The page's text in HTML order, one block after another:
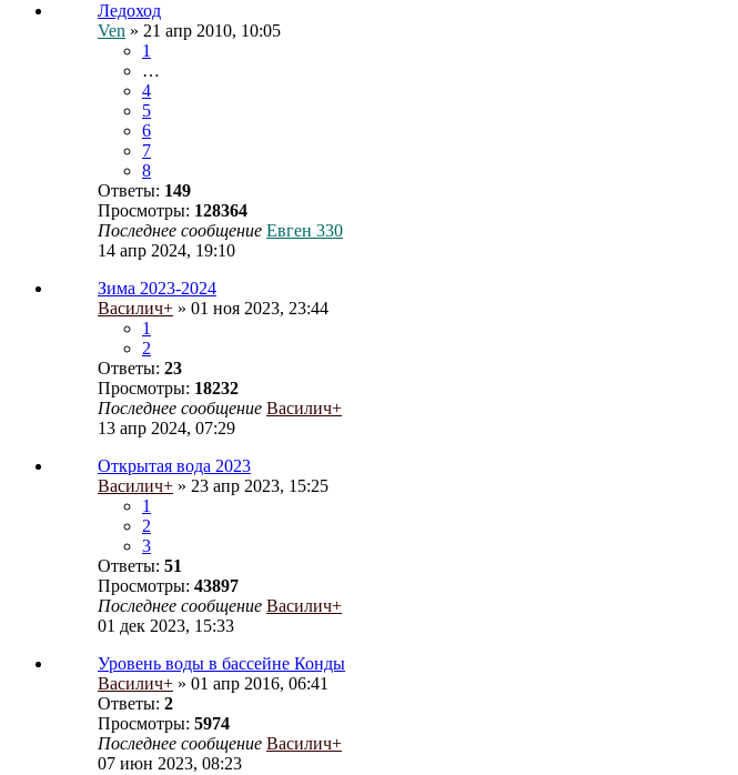
Ледоход
Ven » 21 апр 2010, 10:05
1
…
4
5
6
7
8
Ответы: 149
Просмотры: 128364
Последнее сообщение Евген 330
14 апр 2024, 19:10
Зима 2023-2024
Василич+ » 01 ноя 2023, 23:44
1
2
Ответы: 23
Просмотры: 18232
Последнее сообщение Василич+
13 апр 2024, 07:29
Открытая вода 2023
Василич+ » 23 апр 2023, 15:25
1
2
3
Ответы: 51
Просмотры: 43897
Последнее сообщение Василич+
01 дек 2023, 15:33
Уровень воды в бассейне Конды
Василич+ » 01 апр 2016, 06:41
Ответы: 2
Просмотры: 5974
Последнее сообщение Василич+
07 июн 2023, 08:23